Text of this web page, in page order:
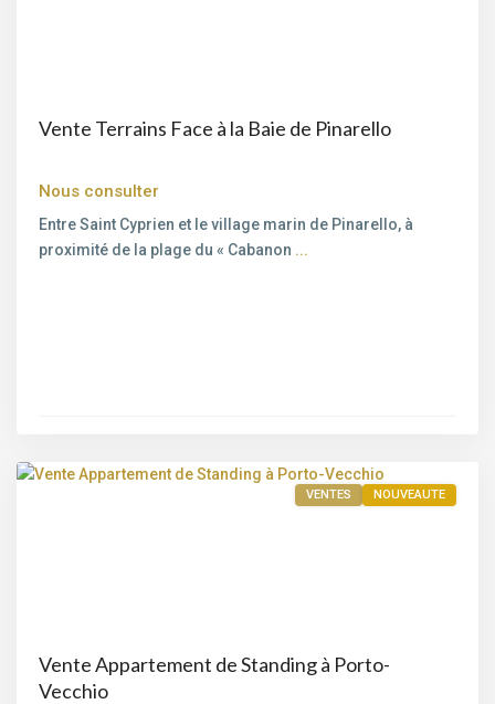
Vente Terrains Face à la Baie de Pinarello
Nous consulter
Entre Saint Cyprien et le village marin de Pinarello, à
proximité de la plage du « Cabanon ...
VENTES NOUVEAUTE
Vente Appartement de Standing à Porto-
Vecchio